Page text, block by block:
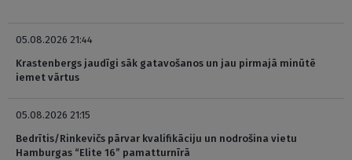
05.08.2026 21:44
Krastenbergs jaudīgi sāk gatavošanos un jau pirmajā minūtē
iemet vārtus
05.08.2026 21:15
Bedrītis/Rinkevičs pārvar kvalifikāciju un nodrošina vietu
Hamburgas “Elite 16” pamatturnīrā